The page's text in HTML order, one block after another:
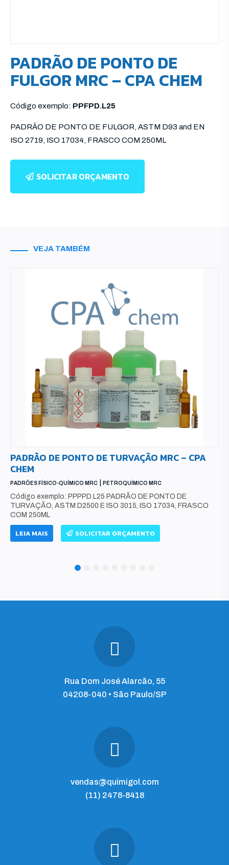
PADRÃO DE PONTO DE
FULGOR MRC – CPA CHEM
Código exemplo: PPFPD.L25
PADRÃO DE PONTO DE FULGOR, ASTM D93 and EN
ISO 2719, ISO 17034, FRASCO COM 250ML
SOLICITAR ORÇAMENTO
VEJA TAMBÉM
PADRÃO DE PONTO DE TURVAÇÃO MRC – CPA
CHEM
PADRÕES FÍSICO-QUÍMICO MRC PETROQUÍMICO MRC
Código exemplo: PPPPD.L25 PADRÃO DE PONTO DE
TURVAÇÃO, ASTM D2500 E ISO 3015, ISO 17034, FRASCO
COM 250ML
LEIA MAIS SOLICITAR ORÇAMENTO
4
Rua Dom José Alarcão, 55
04208-040 • São Paulo/SP
vendas@quimigol.com
(11) 2478-8418